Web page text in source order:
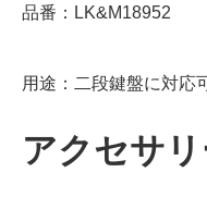
品番：LK&M18952
用途：二段鍵盤に対応
アクセサ